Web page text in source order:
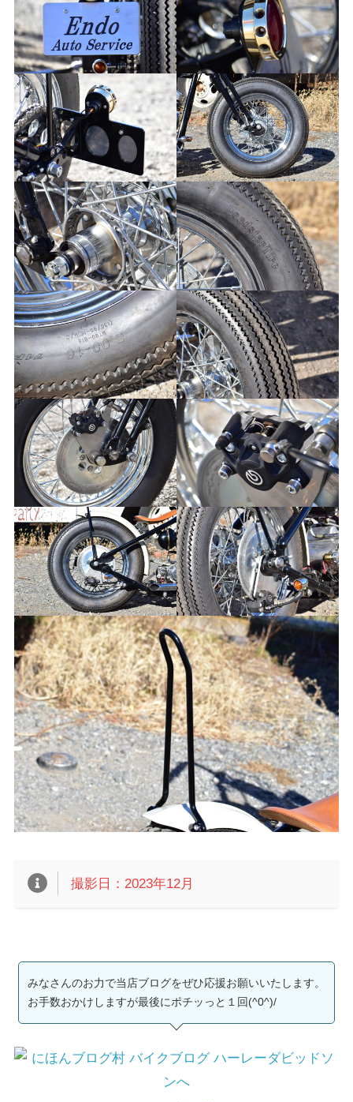
撮影日：2023年12月
みなさんのお力で当店ブログをぜひ応援お願いいたします。
お手数おかけしますが最後にポチッっと１回(^0^)/